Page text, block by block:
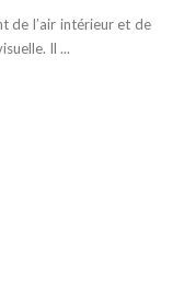
de l’air intérieur et de
Il ...